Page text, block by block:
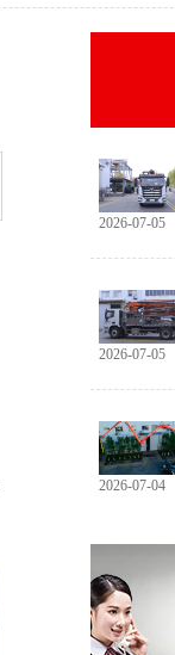
2026-07-05
2026-07-05
2026-07-04